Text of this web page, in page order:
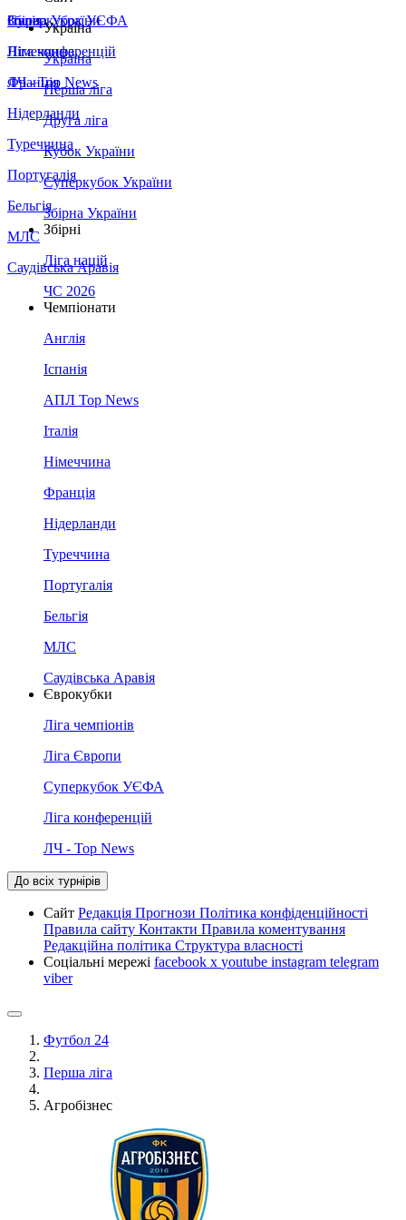
Збірна України
Італія
Німеччина
Франція
Нідерланди
Туреччина
Португалія
Бельгія
МЛС
Саудівська Аравія
Суперкубок УЄФА
Ліга конференцій
ЛЧ - Top News
Україна
Україна
Перша ліга
Друга ліга
Кубок України
Суперкубок України
Збірна України
Збірні
Ліга націй
ЧС 2026
Чемпіонати
Англія
Іспанія
АПЛ Top News
Італія
Німеччина
Франція
Нідерланди
Туреччина
Португалія
Бельгія
МЛС
Саудівська Аравія
Єврокубки
Ліга чемпіонів
Ліга Європи
Суперкубок УЄФА
Ліга конференцій
ЛЧ - Top News
До всіх турнірів
Сайт Редакція Прогнози Політика конфіденційності
Правила сайту Контакти Правила коментування
Редакційна політика Структура власності
Соціальні мережі facebook x youtube instagram telegram
viber
Футбол 24
Перша ліга
Агробізнес